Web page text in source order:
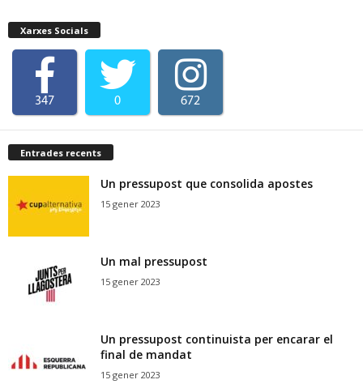
Xarxes Socials
347 0 672
Entrades recents
Un pressupost que consolida apostes
15 gener 2023
Un mal pressupost
15 gener 2023
Un pressupost continuista per encarar el
final de mandat
15 gener 2023